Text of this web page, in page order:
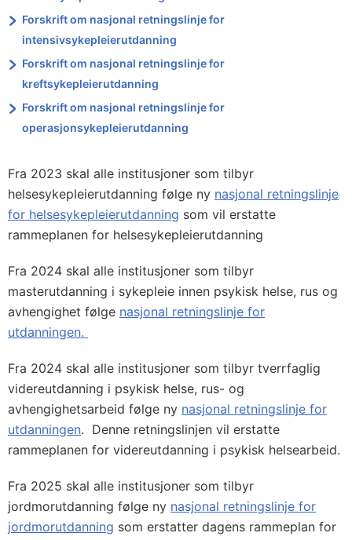
Forskrift om nasjonal retningslinje for
intensivsykepleierutdanning
Forskrift om nasjonal retningslinje for
kreftsykepleierutdanning
Forskrift om nasjonal retningslinje for
operasjonsykepleierutdanning
Fra 2023 skal alle institusjoner som tilbyr
helsesykepleierutdanning følge ny nasjonal retningslinje
for helsesykepleierutdanning som vil erstatte
rammeplanen for helsesykepleierutdanning
Fra 2024 skal alle institusjoner som tilbyr
masterutdanning i sykepleie innen psykisk helse, rus og
avhengighet følge nasjonal retningslinje for
utdanningen.
Fra 2024 skal alle institusjoner som tilbyr tverrfaglig
videreutdanning i psykisk helse, rus- og
avhengighetsarbeid følge ny nasjonal retningslinje for
utdanningen. Denne retningslinjen vil erstatte
rammeplanen for videreutdanning i psykisk helsearbeid.
Fra 2025 skal alle institusjoner som tilbyr
jordmorutdanning følge ny nasjonal retningslinje for
jordmorutdanning som erstatter dagens rammeplan for